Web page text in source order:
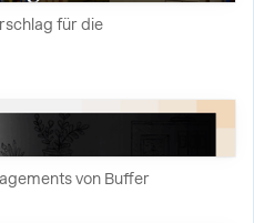
für die
von Buffer